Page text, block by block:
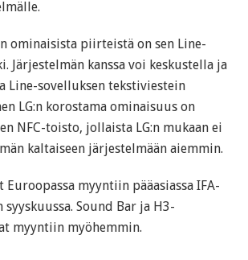
ominaisista piirteistä on sen Line-
Järjestelmän kanssa voi keskustella ja
Line-sovelluksen tekstiviestein
LG:n korostama ominaisuus on
NFC-toisto, jollaista LG:n mukaan ei
kaltaiseen järjestelmään aiemmin.
Euroopassa myyntiin pääasiassa IFA-
syyskuussa. Sound Bar ja H3-
myyntiin myöhemmin.